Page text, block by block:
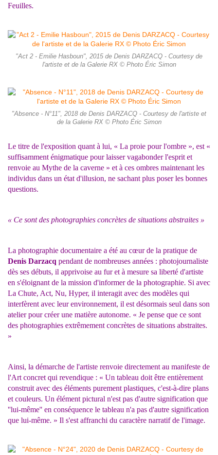
Feuilles.
"Act 2 - Emilie Hasboun", 2015 de Denis DARZACQ - Courtesy de
l'artiste et de la Galerie RX © Photo Éric Simon
"Absence - N°11", 2018 de Denis DARZACQ - Courtesy de l'artiste et
de la Galerie RX © Photo Éric Simon
Le titre de l'exposition quant à lui, « La proie pour l'ombre », est «
suffisamment énigmatique pour laisser vagabonder l'esprit et
renvoie au Mythe de la caverne » et à ces ombres maintenant les
individus dans un état d'illusion, ne sachant plus poser les bonnes
questions.
« Ce sont des photographies concrètes de situations abstraites »
La photographie documentaire a été au cœur de la pratique de
Denis Darzacq pendant de nombreuses années : photojournaliste
dès ses débuts, il apprivoise au fur et à mesure sa liberté d'artiste
en s'éloignant de la mission d'informer de la photographie. Si avec
La Chute, Act, Nu, Hyper, il interagit avec des modèles qui
interfèrent avec leur environnement, il est désormais seul dans son
atelier pour créer une matière autonome. « Je pense que ce sont
des photographies extrêmement concrètes de situations abstraites.
»
Ainsi, la démarche de l'artiste renvoie directement au manifeste de
l'Art concret qui revendique : « Un tableau doit être entièrement
construit avec des éléments purement plastiques, c'est-à-dire plans
et couleurs. Un élément pictural n'est pas d'autre signification que
''lui-même'' en conséquence le tableau n'a pas d'autre signification
que lui-même. » Il s'est affranchi du caractère narratif de l'image.